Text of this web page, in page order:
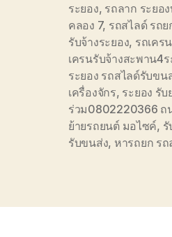
ระยอง, รถลาก ระยอ
คลอง 7, รถสไลด์ รถ
รับจ้างระยอง, รถเคร
เครนรับจ้างสะพาน4ร
ระยอง รถสไลด์รับขน
เครื่องจักร, ระยอง รับ
ร่วม0802220366 ถ
ย้ายรถยนต์ มอไซค์,
รับขนส่ง, หารถยก ร